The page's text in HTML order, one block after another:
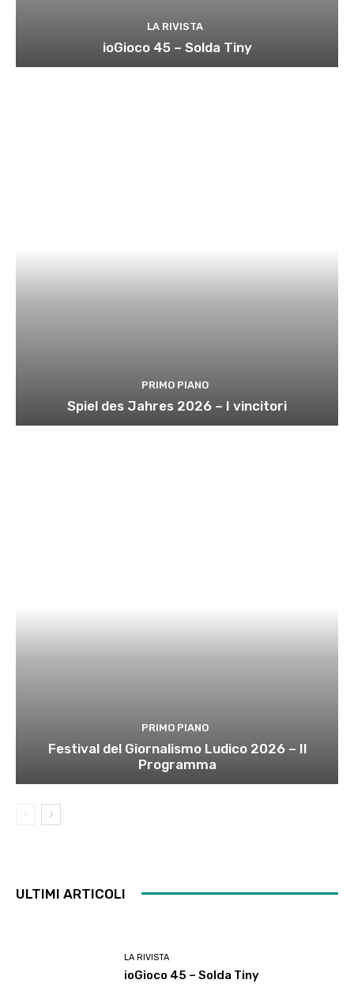
LA RIVISTA
ioGioco 45 – Solda Tiny
PRIMO PIANO
Spiel des Jahres 2026 – I vincitori
PRIMO PIANO
Festival del Giornalismo Ludico 2026 – Il
Programma
ULTIMI ARTICOLI
LA RIVISTA
ioGioco 45 – Solda Tiny